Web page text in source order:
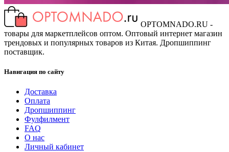
OPTOMNADO.RU -
товары для маркетплейсов оптом. Оптовый интернет магазин
трендовых и популярных товаров из Китая. Дропшиппинг
поставщик.
Навигация по сайту
Доставка
Оплата
Дропшиппинг
Фулфилмент
FAQ
О нас
Личный кабинет